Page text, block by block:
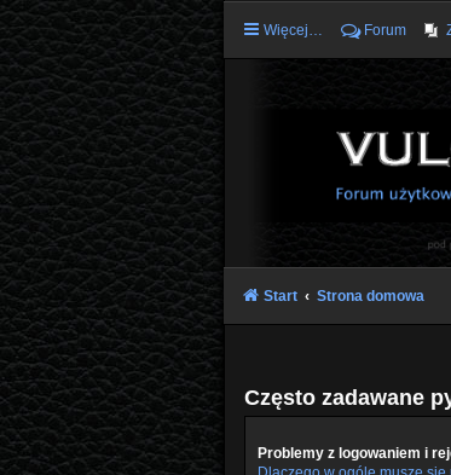
Więcej… Forum
Start Strona domowa
Często zadawane
Problemy z logowaniem i